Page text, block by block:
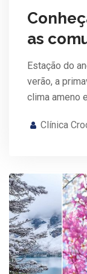
as
Estação do
verão, a
clima ameno
Clínica